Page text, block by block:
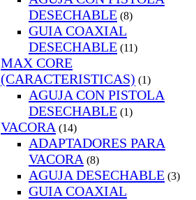
DESECHABLE (8)
GUIA COAXIAL
DESECHABLE (11)
MAX CORE
(CARACTERISTICAS) (1)
AGUJA CON PISTOLA
DESECHABLE (1)
VACORA (14)
ADAPTADORES PARA
VACORA (8)
AGUJA DESECHABLE (3)
GUIA COAXIAL